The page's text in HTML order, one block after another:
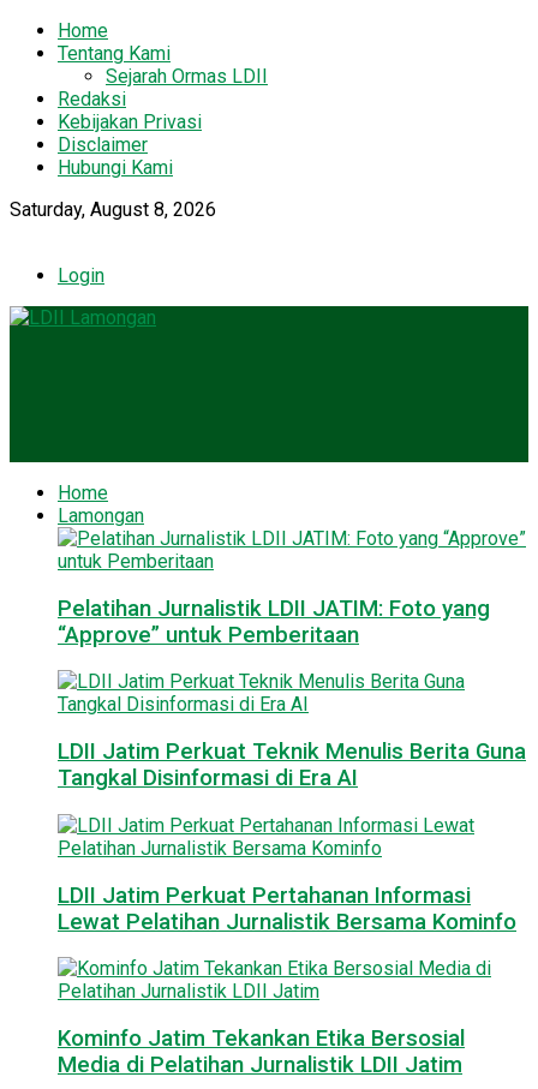
Home
Tentang Kami
Sejarah Ormas LDII
Redaksi
Kebijakan Privasi
Disclaimer
Hubungi Kami
Saturday, August 8, 2026
Login
Home
Lamongan
Pelatihan Jurnalistik LDII JATIM: Foto yang
“Approve” untuk Pemberitaan
LDII Jatim Perkuat Teknik Menulis Berita Guna
Tangkal Disinformasi di Era AI
LDII Jatim Perkuat Pertahanan Informasi
Lewat Pelatihan Jurnalistik Bersama Kominfo
Kominfo Jatim Tekankan Etika Bersosial
Media di Pelatihan Jurnalistik LDII Jatim